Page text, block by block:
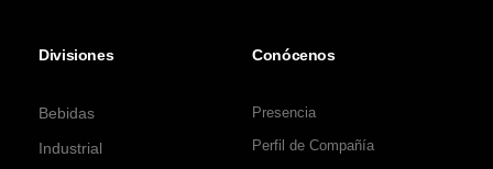
Divisiones
Bebidas
Industrial
Conócenos
Presencia
Perfil de Compañía